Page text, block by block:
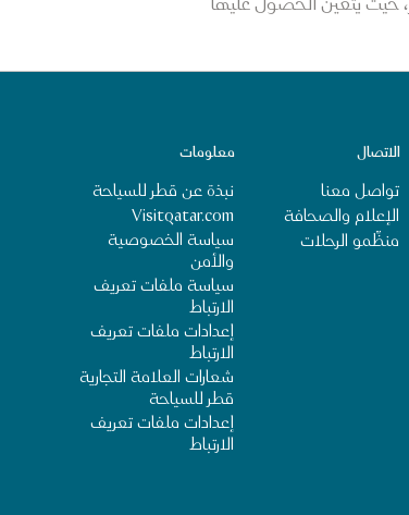
الاتصال
تواصل معنا
الإعلام والصحافة
منظِّمو الرحلات
معلومات
نبذة عن قطر للسياحة
Visitqatar.com
سياسة الخصوصية
والأمن
سياسة ملفات تعريف
الارتباط
إعدادات ملفات تعريف
الارتباط
شعارات العلامة التجارية
قطر للسياحة
إعدادات ملفات تعريف
الارتباط